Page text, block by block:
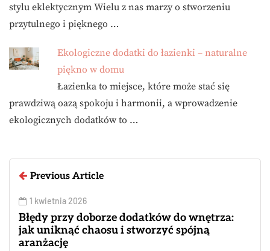
stylu eklektycznym Wielu z nas marzy o stworzeniu
przytulnego i pięknego …
Ekologiczne dodatki do łazienki – naturalne
piękno w domu
Łazienka to miejsce, które może stać się
prawdziwą oazą spokoju i harmonii, a wprowadzenie
ekologicznych dodatków to …
Previous Article
1 kwietnia 2026
Błędy przy doborze dodatków do wnętrza:
jak uniknąć chaosu i stworzyć spójną
aranżację